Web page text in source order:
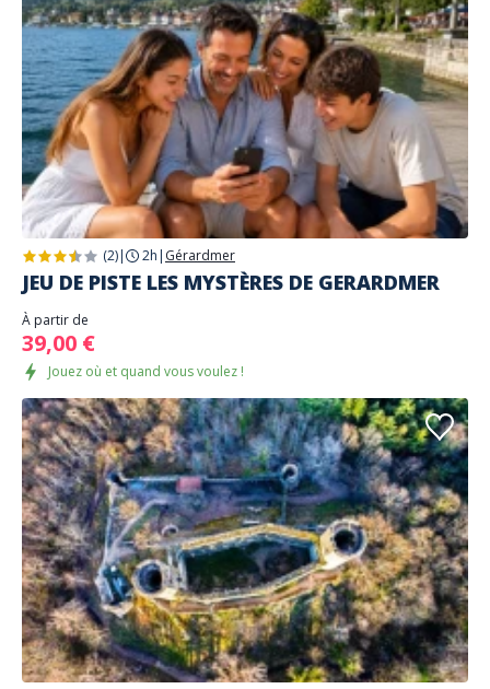
(2)| 2h | Gérardmer
JEU DE PISTE LES MYSTÈRES DE GERARDMER
À partir de
39,00 €
Jouez où et quand vous voulez !